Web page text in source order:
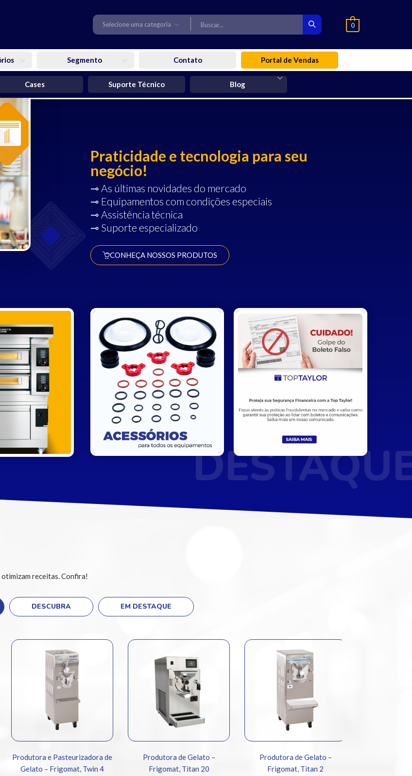
Selecione uma categoria 0
Segmento Contato Portal de Vendas
Cases Suporte Técnico Blog
Praticidade e tecnologia para seu
negócio!
⊸ As últimas novidades do mercado
⊸ Equipamentos com condições especiais
⊸ Assistência técnica
⊸ Suporte especializado
CONHEÇA NOSSOS PRODUTOS
receitas. Confira!
DESCUBRA EM DESTAQUE
Produtora e Pasteurizadora de
Gelato – Frigomat, Twin 4
Produtora de Gelato –
Frigomat, Titan 20
Produtora de Gelato –
Frigomat, Titan 2